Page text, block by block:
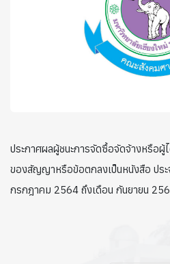
ประกาศผลผู้ชนะการจัดซื้อจัดจ้างหรือผู้
ของสัญญาหรือข้อตกลงเป็นหนังสือ ประ
กรกฎาคม 2564 ถึงเดือน กันยายน